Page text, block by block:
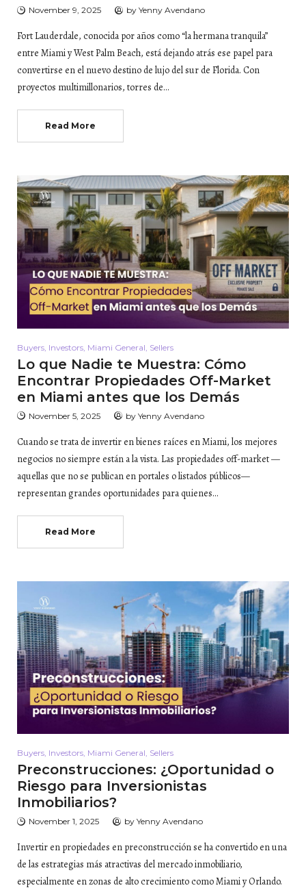
November 9, 2025 by Yenny Avendano
Fort Lauderdale, conocida por años como “la hermana tranquila”
entre Miami y West Palm Beach, está dejando atrás ese papel para
convertirse en el nuevo destino de lujo del sur de Florida. Con
proyectos multimillonarios, torres de…
Read More
Buyers Investors Miami General Sellers
Lo que Nadie te Muestra: Cómo
Encontrar Propiedades Off-Market
en Miami antes que los Demás
November 5, 2025 by Yenny Avendano
Cuando se trata de invertir en bienes raíces en Miami, los mejores
negocios no siempre están a la vista. Las propiedades off-market —
aquellas que no se publican en portales o listados públicos—
representan grandes oportunidades para quienes…
Read More
Buyers, Investors, Miami General, Sellers
Preconstrucciones: ¿Oportunidad o
Riesgo para Inversionistas
Inmobiliarios?
November 1, 2025 by Yenny Avendano
Invertir en propiedades en preconstrucción se ha convertido en una
de las estrategias más atractivas del mercado inmobiliario,
especialmente en zonas de alto crecimiento como Miami y Orlando.